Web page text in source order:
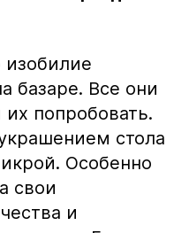
изобилие
базаре. Все они
попробовать.
стола
Особенно
свои
и